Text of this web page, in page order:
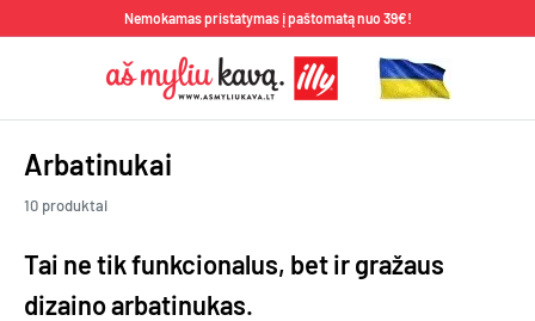
Nemokamas pristatymas į paštomatą nuo 39€!
Aš
Arbatinukai
10 produktai
Tai ne tik funkcionalus, bet ir gražaus
dizaino arbatinukas.